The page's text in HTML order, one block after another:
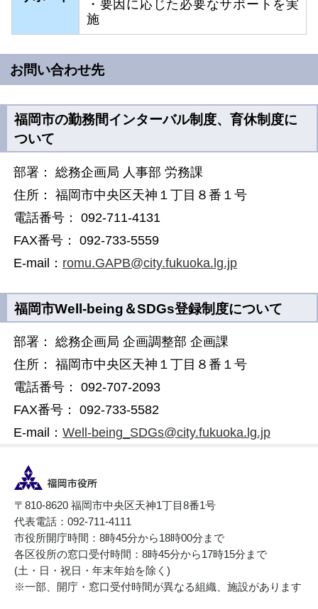
・要因に応じた必要なサポートを実
施
お問い合わせ先
福岡市の勤務間インターバル制度、育休制度に
ついて
部署： 総務企画局 人事部 労務課
住所： 福岡市中央区天神１丁目８番１号
電話番号： 092-711-4131
FAX番号： 092-733-5559
E-mail： romu.GAPB@city.fukuoka.lg.jp
福岡市Well-being＆SDGs登録制度について
部署： 総務企画局 企画調整部 企画課
住所： 福岡市中央区天神１丁目８番１号
電話番号： 092-707-2093
FAX番号： 092-733-5582
E-mail：Well-being_SDGs@city.fukuoka.lg.jp
〒810-8620 福岡市中央区天神1丁目8番1号
代表電話：092-711-4111
市役所開庁時間：8時45分から18時00分まで
各区役所の窓口受付時間：8時45分から17時15分まで
(土・日・祝日・年末年始を除く)
※一部、開庁・窓口受付時間が異なる組織、施設があります